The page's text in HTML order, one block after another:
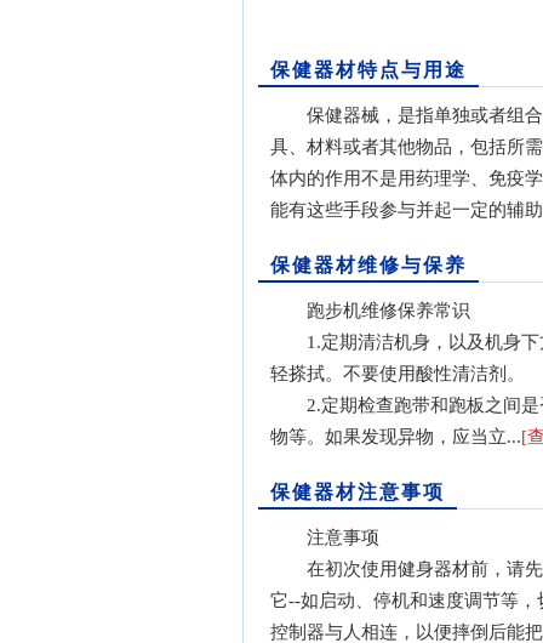
保健器材特点与用途
保健器械，是指单独或者组合
具、材料或者其他物品，包括所
体内的作用不是用药理学、免疫
能有这些手段参与并起一定的辅
保健器材维修与保养
跑步机维修保养常识
1.定期清洁机身，以及机身下
轻搽拭。不要使用酸性清洁剂。
2.定期检查跑带和跑板之间是
物等。如果发现异物，应当立...[
保健器材注意事项
注意事项
在初次使用健身器材前，请先
它--如启动、停机和速度调节等
控制器与人相连，以便摔倒后能